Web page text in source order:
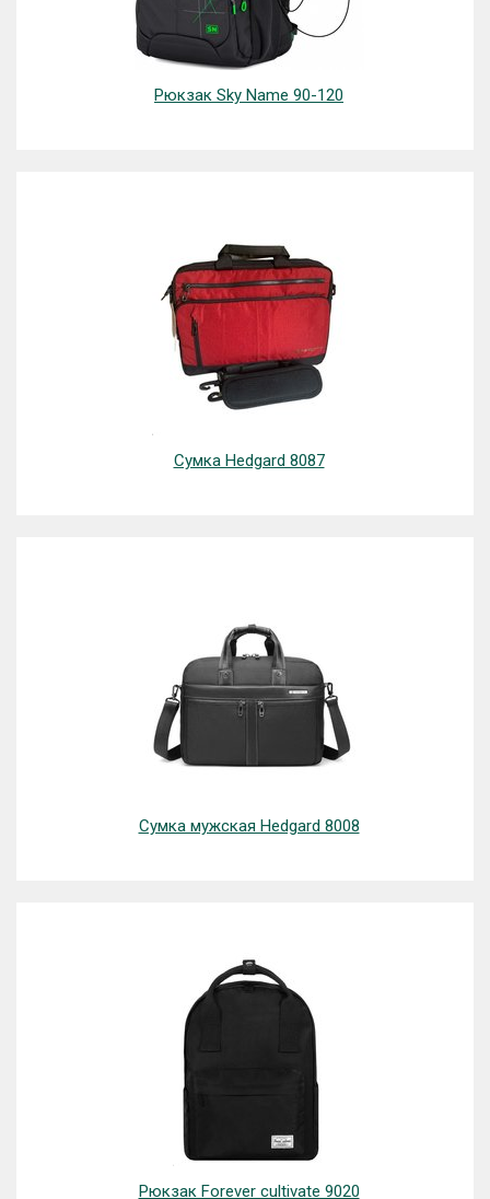
Рюкзак Sky Name 90-120
Сумка Hedgard 8087
Сумка мужская Hedgard 8008
Рюкзак Forever cultivate 9020